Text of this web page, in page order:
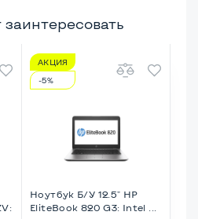
АКЦИЯ
-5%
Ноутбук Б/У 12.5" HP
EliteBook 820 G3: Intel ...